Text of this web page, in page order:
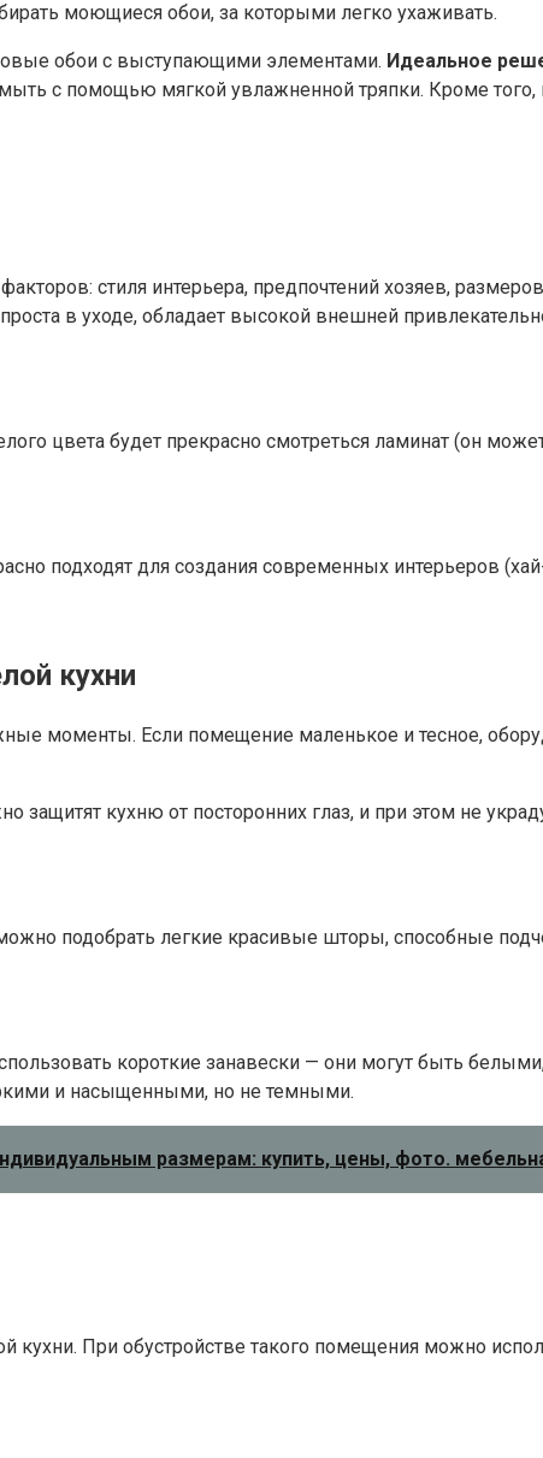
моющиеся обои, за которыми легко ухаживать.
обои с выступающими элементами. Идеальное
с помощью мягкой увлажненной тряпки. Кроме того,
стиля интерьера, предпочтений хозяев,
в уходе, обладает высокой внешней
цвета будет прекрасно смотреться ламинат (он
подходят для создания современных интерьеров
кухни
моменты. Если помещение маленькое и тесное,
кухню от посторонних глаз, и при этом не
подобрать легкие красивые шторы, способные
короткие занавески — они могут быть
и насыщенными, но не темными.
размерам: купить, цены, фото.
кухни. При обустройстве такого помещения можно